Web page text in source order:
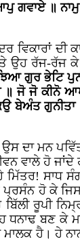
ਗਵਾਏ ॥
ਵਿਕਾਰਾਂ ਦੀ
ਰੱਜ-ਰੱਜ ਕੇ
ਗੁਰ ਭੇਟਿ
॥ ਜੋ ਜੋ ਕੀਨੋ
ਗੁਨੀਤਾ
ਦਾ ਮਨ
ਵਾਲੇ ਹੋ ਜਾਂਦੇ
ਸਾਧ
ਪ੍ਰਸੰਨ ਹੋ ਕੇ
ਰੂਪੀ
ਧਨਾਢ ਬਣ
ਮਾਲਕ ਹੈ। ਹੇ